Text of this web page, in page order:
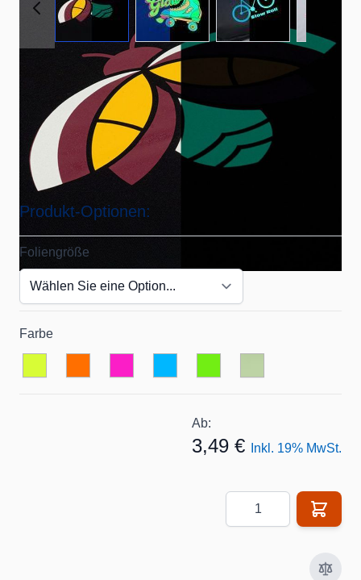
Erstelle Shirts, die im Dunkeln leuchten!
Artikelnummer Glow
Lieferzeit: 2-3 Tage
Produkt-Optionen:
Foliengröße
Farbe
Ab:
3,49 € Inkl. 19% MwSt.